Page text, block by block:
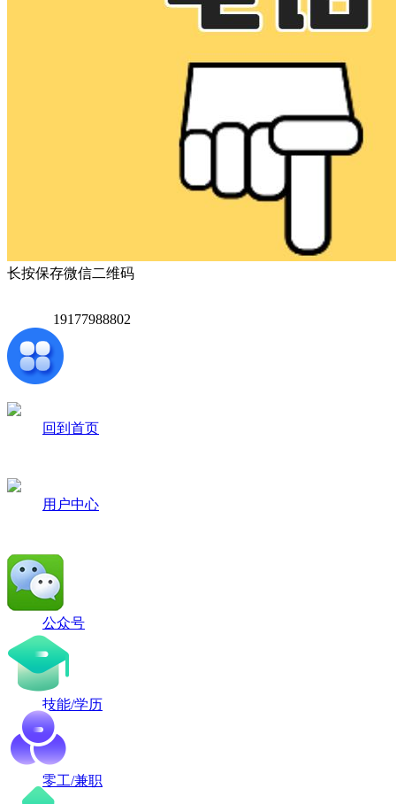
长按保存微信二维码
19177988802
回到首页
用户中心
公众号
技能/学历
零工/兼职